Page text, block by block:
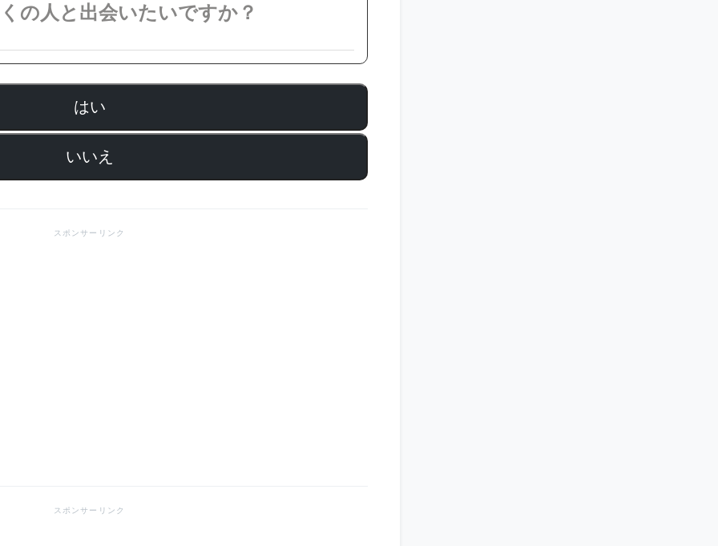
の人と出会いたいですか？
はい
いいえ